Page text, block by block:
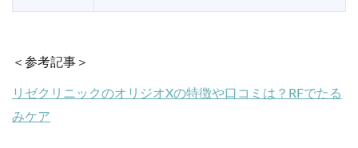
＜参考記事＞
リゼクリニックのオリジオXの特徴や口コミは？RFでたる
みケア